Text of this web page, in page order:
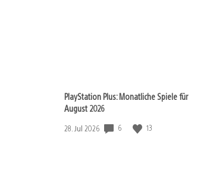
PlayStation Plus: Monatliche Spiele für
August 2026
Veröffentlichungsdatum:
28. Jul 2026 6 13